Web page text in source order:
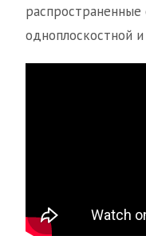
распространенные
одноплоскостной